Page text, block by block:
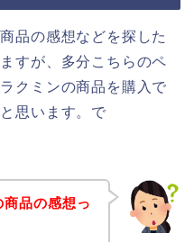
品の感想などを探した
すが、多分こちらのペ
クミンの商品を購入で
思います。で
品の感想っ